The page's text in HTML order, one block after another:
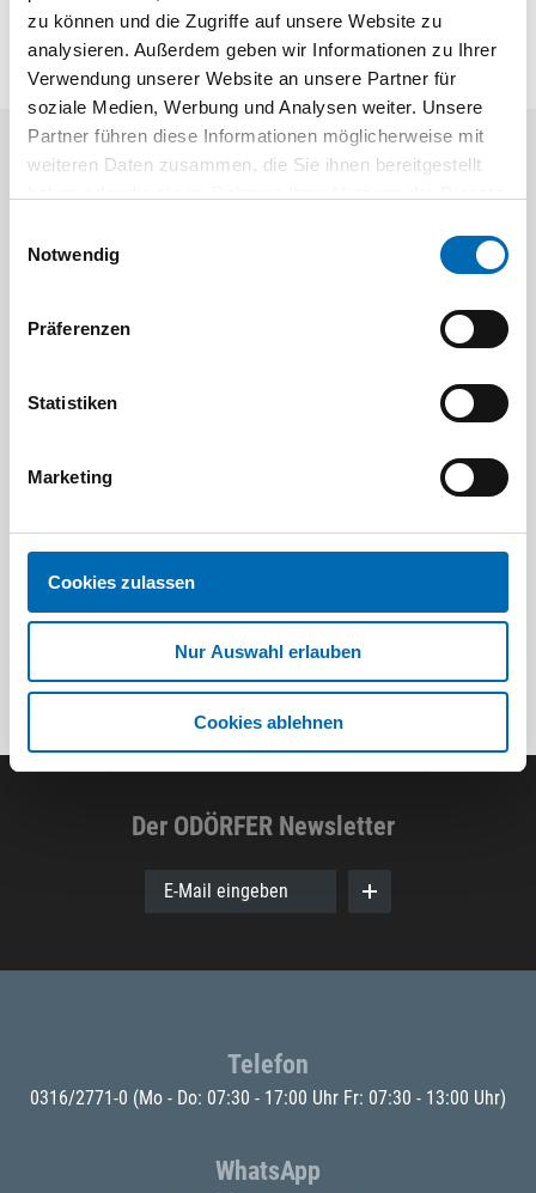
zu können und die Zugriffe auf unsere Website zu
analysieren. Außerdem geben wir Informationen zu Ihrer
Verwendung unserer Website an unsere Partner für
soziale Medien, Werbung und Analysen weiter. Unsere
Partner führen diese Informationen möglicherweise mit
weiteren Daten zusammen, die Sie ihnen bereitgestellt
Notwendig
Präferenzen
Statistiken
Marketing
Cookies zulassen
Nur Auswahl erlauben
Cookies ablehnen
Aktuelle Angebote
8 Ausführungen
Artikel-Nr.
Der ODÖRFER Newsletter
E-Mail eingeben
Telefon
0316/2771-0 (Mo - Do: 07:30 - 17:00 Uhr Fr: 07:30 - 13:00 Uhr)
WhatsApp